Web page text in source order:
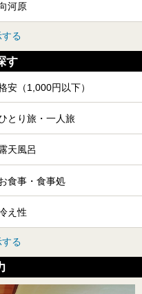
河原
る
す
安（1,000円以下）
とり旅・一人旅
天風呂
食事・食事処
え性
る